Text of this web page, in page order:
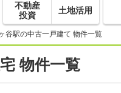
不動産
投資
土地活用
谷駅の中古一戸建て 物件一覧
物件一覧